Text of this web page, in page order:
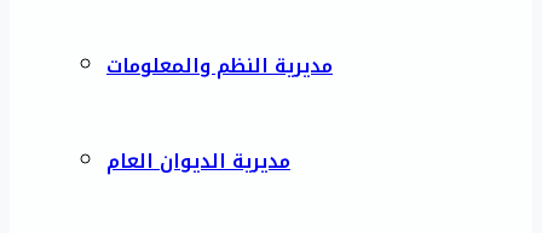
مديرية النظم والمعلومات
مديرية الديوان العام